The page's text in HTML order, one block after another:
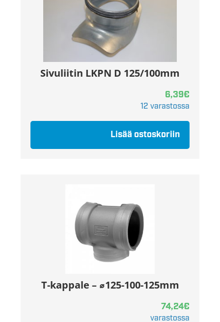
Sivuliitin LKPN D 125/100mm
6,39€
12 varastossa
Lisää ostoskoriin
T-kappale – ⌀125-100-125mm
74,24€
varastossa